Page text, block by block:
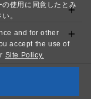
使用に同意したとみ
。
and for other
accept the use of
Site Policy.